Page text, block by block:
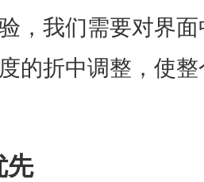
，我们需要对界
的折中调整，使
先